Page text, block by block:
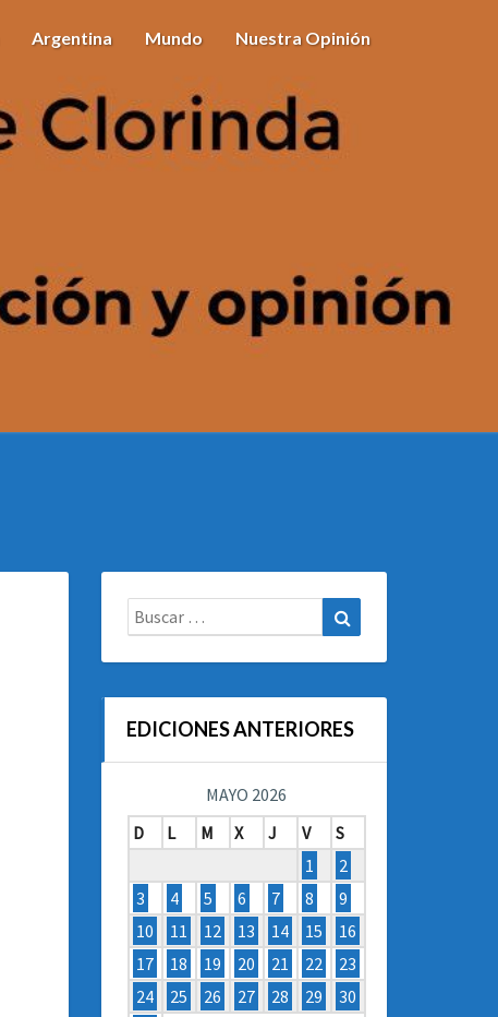
Argentina Mundo Nuestra Opinión
Buscar:
EDICIONES ANTERIORES
MAYO 2026
D
L M X J V
S
1
2
3
4 5 6 7 8
9
10
11 12 13 14 15
16
17
18 19 20 21 22
23
24
25 26 27 28 29
30